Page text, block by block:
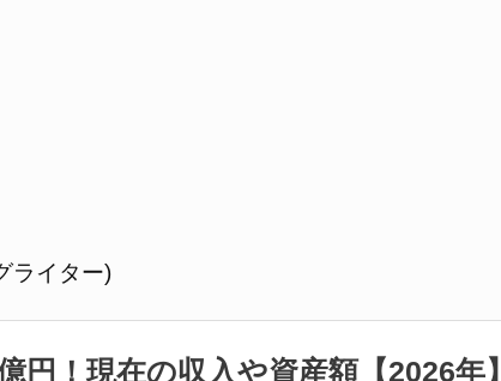
ライター)
円！現在の収入や資産額【2026年】